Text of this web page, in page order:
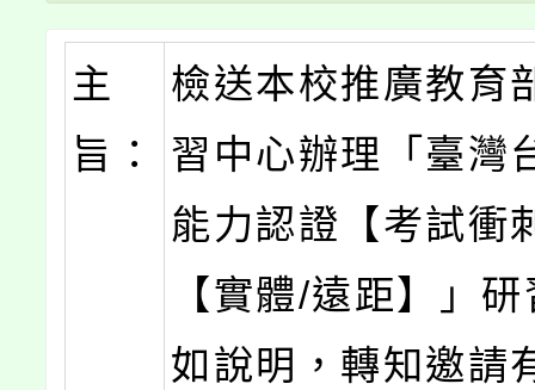
主
旨：
檢送本校推廣教育
習中心辦理「臺灣
能力認證【考試衝
【實體/遠距】」
如說明，轉知邀請